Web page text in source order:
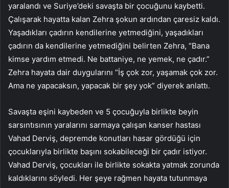
yaralandı ve Suriye’deki savaşta bir çocuğunu kaybetti.
Çalışarak hayatta kalan Zehra şokun ardından çaresiz kaldı.
Yaşadıkları çadırın kendilerine yetmediğini, yaşadıkları
çadırın da kendilerine yetmediğini belirten Zehra, “Bana
kimse yardım etmedi. Ne battaniye, ne yemek, ne çadır.”
Zehra hayata dair duygularını “İş çok zor, yaşamak çok zor.
Ama ne yapacaksın, yapacak bir şey yok” diyerek anlattı.
Savaşta eşini kaybeden ve 5 çocuğuyla birlikte beyin
sarsıntısının yaralarını sarmaya çalışan kanser hastası
Vahad Derviş, depremde konutları hasar gördüğü için
çocuklarıyla birlikte başını sokabileceği bir çadır istiyor.
Vahad Derviş, çocukları ile birlikte sokakta yatmak zorunda
kaldıklarını söyledi. Her şeye rağmen hayata tutunmaya